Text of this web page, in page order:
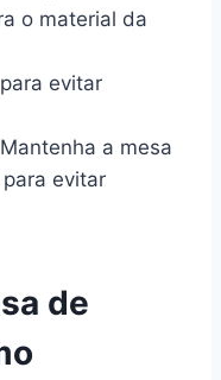
o material da
evitar
Mantenha a mesa
evitar
de